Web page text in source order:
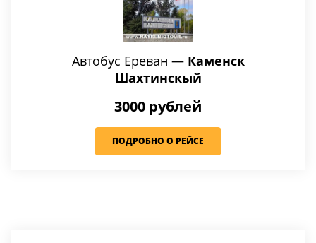
Автобус Ереван — Каменск
Шахтинскый
3000 рублей
ПОДРОБНО О РЕЙСЕ